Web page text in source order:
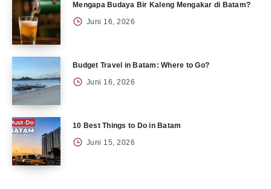
Mengapa Budaya Bir Kaleng Mengakar di Batam?
Juni 16, 2026
Budget Travel in Batam: Where to Go?
Juni 16, 2026
10 Best Things to Do in Batam
Juni 15, 2026